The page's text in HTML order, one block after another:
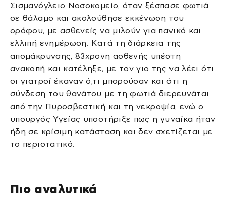
Σισμανόγλειο Νοσοκομείο, όταν ξέσπασε φωτιά
σε θάλαμο και ακολούθησε εκκένωση του
ορόφου, με ασθενείς να μιλούν για πανικό και
ελλιπή ενημέρωση. Κατά τη διάρκεια της
απομάκρυνσης, 83χρονη ασθενής υπέστη
ανακοπή και κατέληξε, με τον γιο της να λέει ότι
οι γιατροί έκαναν ό,τι μπορούσαν και ότι η
σύνδεση του θανάτου με τη φωτιά διερευνάται
από την Πυροσβεστική και τη νεκροψία, ενώ ο
υπουργός Υγείας υποστήριξε πως η γυναίκα ήταν
ήδη σε κρίσιμη κατάσταση και δεν σχετίζεται με
το περιστατικό.
Πιο αναλυτικά